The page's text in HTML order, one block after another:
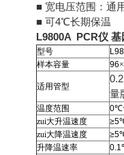
■ 宽电压范围：通
■ 可4℃长期保温
L9800A PCR仪
型号
样本容量
96×
适用管型
量
温度范围 0℃
zui大升温速度
≥5
zui大降温速度
≥5
升降温速率
0.1